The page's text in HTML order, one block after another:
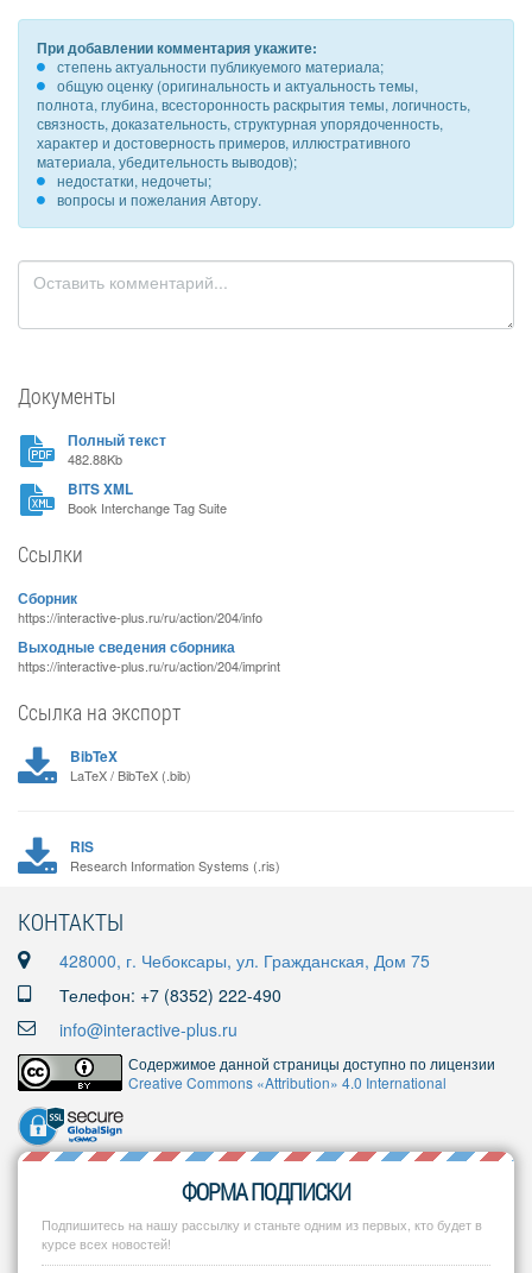
При добавлении комментария укажите:
степень актуальности публикуемого материала;
общую оценку (оригинальность и актуальность темы,
полнота, глубина, всесторонность раскрытия темы, логичность,
связность, доказательность, структурная упорядоченность,
характер и достоверность примеров, иллюстративного
материала, убедительность выводов);
недостатки, недочеты;
вопросы и пожелания Автору.
Документы
Полный текст
482.88Kb
BITS XML
Book Interchange Tag Suite
Ссылки
Сборник
https://interactive-plus.ru/ru/action/204/info
Выходные сведения сборника
https://interactive-plus.ru/ru/action/204/imprint
Ссылка на экспорт
BibTeX
LaTeX / BibTeX (.bib)
RIS
Research Information Systems (.ris)
КОНТАКТЫ
428000, г. Чебоксары, ул. Гражданская, Дом 75
Телефон: +7 (8352) 222-490
info@interactive-plus.ru
Содержимое данной страницы доступно по лицензии
Creative Commons «Attribution» 4.0 International
ФОРМА ПОДПИСКИ
Подпишитесь на нашу рассылку и станьте одним из первых, кто будет в
курсе всех новостей!